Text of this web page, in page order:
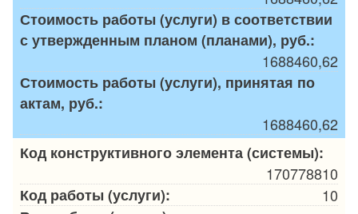
Стоимость работы (услуги) в соответствии
с утвержденным планом (планами), руб.:
1688460,62
Стоимость работы (услуги), принятая по
актам, руб.:
1688460,62
Код конструктивного элемента (системы):
170778810
Код работы (услуги):
10